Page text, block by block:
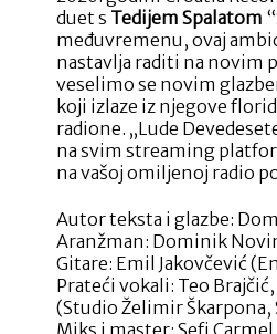
duet s Tedijem Spalatom
međuvremenu, ovaj
nastavlja raditi na novim
veselimo se novim
koji izlaze iz njegove
radione. „Lude
na svim streaming
na vašoj omiljenoj radio
Autor teksta i glazbe:
Aranžman: Dominik
Gitare: Emil Jakovčević
Prateći vokali: Teo
(Studio Želimir Škarpona,
Miks i master: Sefi